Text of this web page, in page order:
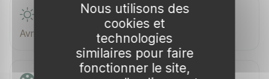
Avril–Juin
Nous utilisons des
cookies et
technologies
similaires pour faire
fonctionner le site,